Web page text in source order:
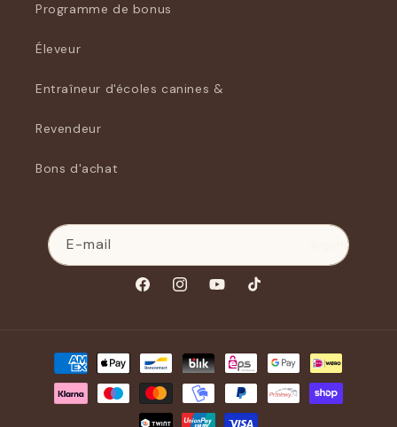
Programme de bonus
Éleveur
Entraîneur d'écoles canines &
Revendeur
Bons d'achat
E-mail Registre
FacebookInstagramYouTube
Tik
Modes
paiement